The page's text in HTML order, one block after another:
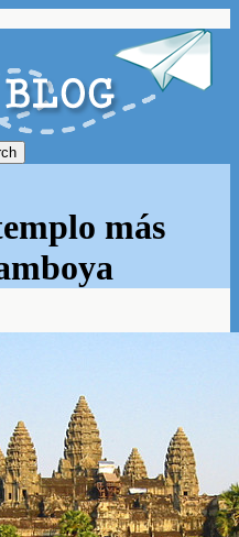
más